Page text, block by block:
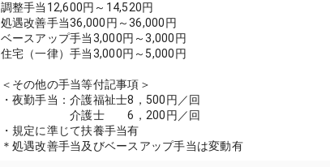
調整手当12,600円～14,520円
処遇改善手当36,000円～36,000円
ベースアップ手当3,000円～3,000円
住宅（一律）手当3,000円～5,000円
＜その他の手当等付記事項＞
・夜勤手当：介護福祉士8，500円／回
介護士 6，200円／回
・規定に準じて扶養手当有
＊処遇改善手当及びベースアップ手当は変動有